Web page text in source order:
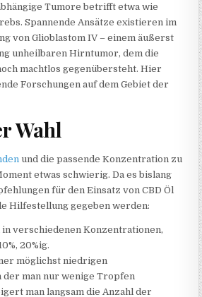
Tumore betrifft etwa wie
Spannende Ansätze existieren im
von Glioblastom IV – einem äußerst
unheilbaren Hirntumor, dem die
machtlos gegenübersteht. Hier
Forschungen auf dem Gebiet der
Wahl
und die passende Konzentration zu
etwas schwierig. Da es bislang
für den Einsatz von CBD Öl
Hilfestellung gegeben werden:
in verschiedenen Konzentrationen,
20%ig.
möglichst niedrigen
der man nur wenige Tropfen
man langsam die Anzahl der